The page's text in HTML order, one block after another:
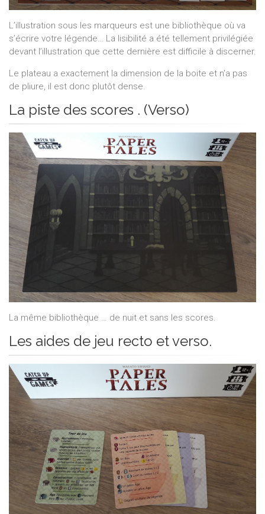
L’illustration sous les marqueurs est une bibliothèque où va
s’écrire votre légende… La lisibilité a été tellement privilégiée
devant l’illustration que cette dernière est difficile à discerner.
Le plateau a exactement la dimension de la boite et n'a pas
de pliure, il est donc plutôt dense.
La piste des scores . (Verso)
La même bibliothèque … de nuit et sans les scores.
Les aides de jeu recto et verso.